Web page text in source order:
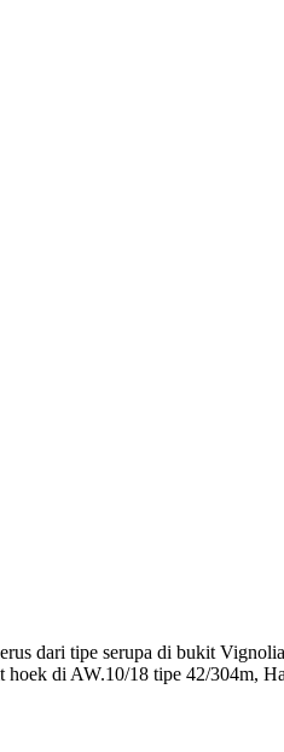
dari tipe serupa di bukit
di AW.10/18 tipe 42/304m,